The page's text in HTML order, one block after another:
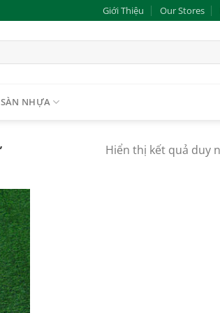
Giới Thiệu Our Stores
SÀN NHỰA
Hiển thị kết quả duy
to